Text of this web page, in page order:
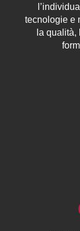
tecnologie e
la qualità,